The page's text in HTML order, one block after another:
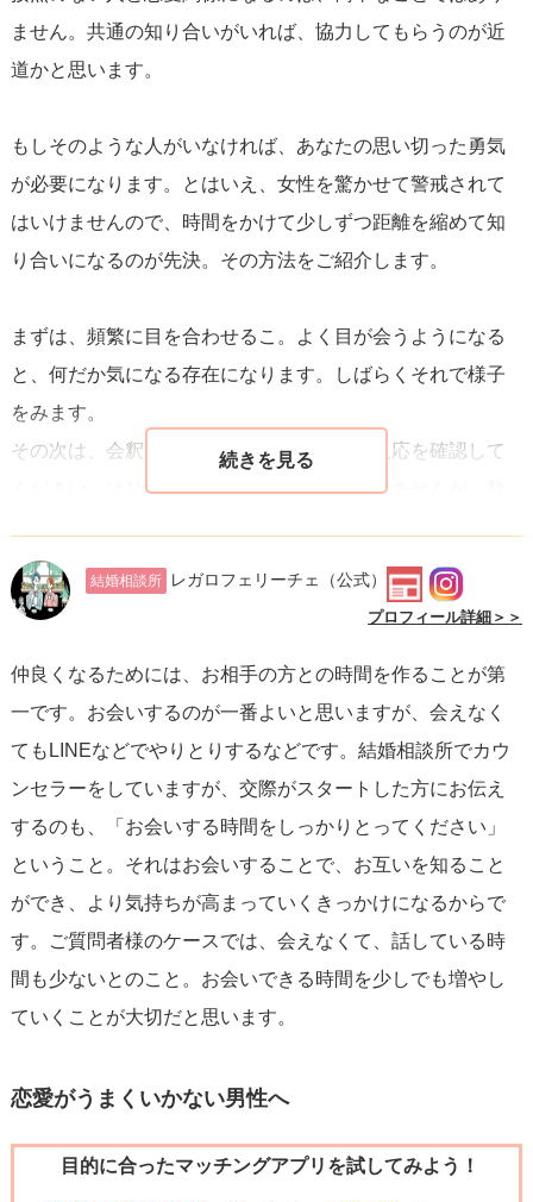
スや方法で進められるように努めてください。
もって、自分らしさを出しながら接することで、相手に正
直な自分を知ってもらうことができます。自分を偽ること
なく、自然体でいることが、最終的には両者にとって最良
の関係を築くことに繋がります。
ません。共通の知り合いがいれば、協力してもらうのが近
道かと思います。
もしそのような人がいなければ、あなたの思い切った勇気
が必要になります。とはいえ、女性を驚かせて警戒されて
はいけませんので、時間をかけて少しずつ距離を縮めて知
り合いになるのが先決。その方法をご紹介します。
まずは、頻繁に目を合わせるこ。よく目が会うようになる
と、何だか気になる存在になります。しばらくそれで様子
をみます。
その次は、会釈です。そのときに、女性の反応を確認して
ください。はじめは顔を逸らされるかもしれませんが、数
それができるようになったら、勇気を出してすれ違ったと
きに挨拶してみてください。
というふうに段階をふんで距離を縮めていくと、急に声を
かけるよりは警戒されにくいと思います。女性の反応が迷
惑そうなら無理に続けるのはやめて、次の策を考えましょ
う。
第一目標は知り合いになることです。応援しています！
結婚相談所 レガロフェリーチェ （公式）
プロフィール詳細＞＞
仲良くなるためには、お相手の方との時間を作ることが第
一です。お会いするのが一番よいと思いますが、会えなく
てもLINEなどでやりとりするなどです。結婚相談所でカウ
ンセラーをしていますが、交際がスタートした方にお伝え
するのも、「お会いする時間をしっかりとってください」
ということ。それはお会いすることで、お互いを知ること
ができ、より気持ちが高まっていくきっかけになるからで
す。ご質問者様のケースでは、会えなくて、話している時
間も少ないとのこと。お会いできる時間を少しでも増やし
ていくことが大切だと思います。
恋愛がうまくいかない男性へ
目的に合ったマッチングアプリを試してみよう！